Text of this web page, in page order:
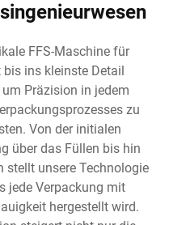
FFS-Maschine für
bis ins kleinste Detail
Präzision in jedem
zu
Von der initialen
über das Füllen bis hin
stellt unsere Technologie
jede Verpackung mit
hergestellt wird.